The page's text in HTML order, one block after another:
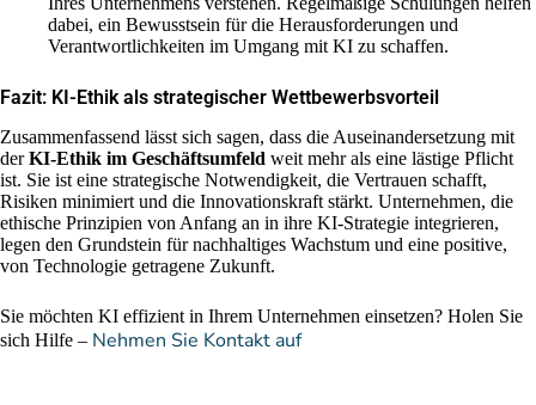
dabei, ein Bewusstsein für die Herausforderungen und
Verantwortlichkeiten im Umgang mit KI zu schaffen.
Fazit: KI-Ethik als strategischer Wettbewerbsvorteil
Zusammenfassend lässt sich sagen, dass die Auseinandersetzung mit
derKI-Ethik im Geschäftsumfeld weit mehr als eine lästige Pflicht
ist. Sie ist eine strategische Notwendigkeit, die Vertrauen schafft,
Risiken minimiert und die Innovationskraft stärkt. Unternehmen, die
ethische Prinzipien von Anfang an in ihre KI-Strategie integrieren,
legen den Grundstein für nachhaltiges Wachstum und eine positive,
von Technologie getragene Zukunft.
Sie möchten KI effizient in Ihrem Unternehmen einsetzen? Holen Sie
sich Hilfe – Nehmen Sie Kontakt auf